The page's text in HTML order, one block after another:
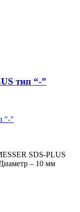
тип “-”
"-"
SDS-PLUS
– 10 мм